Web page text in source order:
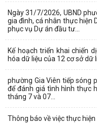
Ngày 31/7/2026, UBND
gia đình, cá nhân thực hiện
phục vụ Dự án đầu tư...
Kế hoạch triển khai chiến
hóa dữ liệu của 12 cơ sở dữ
phường Gia Viên tiếp sóng
để đánh giá tình hình thực
tháng 7 và 07...
Thông báo về việc thực